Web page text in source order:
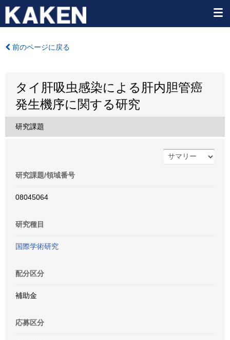
前のページに戻る
タイ肝吸虫感染による肝内胆管癌
発生機序に関する研究
研究課題
研究課題/領域番号
08045064
研究種目
国際学術研究
配分区分
補助金
応募区分